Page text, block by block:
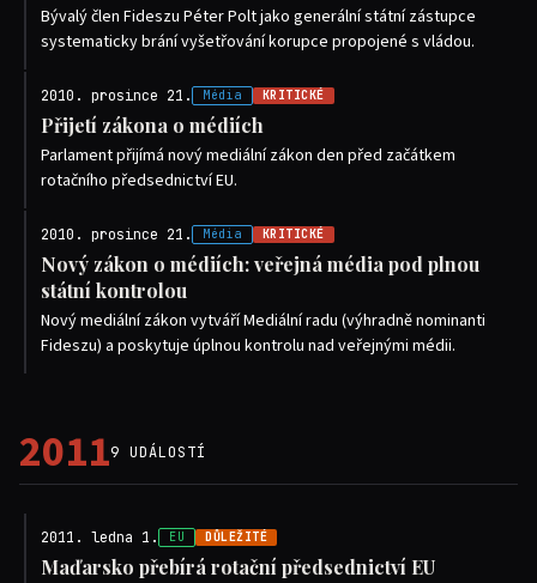
Bývalý člen Fideszu Péter Polt jako generální státní zástupce
systematicky brání vyšetřování korupce propojené s vládou.
2010. prosince 21. Média KRITICKÉ
Přijetí zákona o médiích
Parlament přijímá nový mediální zákon den před začátkem
rotačního předsednictví EU.
2010. prosince 21. Média KRITICKÉ
Nový zákon o médiích: veřejná média pod plnou
státní kontrolou
Nový mediální zákon vytváří Mediální radu (výhradně nominanti
Fideszu) a poskytuje úplnou kontrolu nad veřejnými médii.
20119 UDÁLOSTÍ
2011. ledna 1. EU DŮLEŽITÉ
Maďarsko přebírá rotační předsednictví EU